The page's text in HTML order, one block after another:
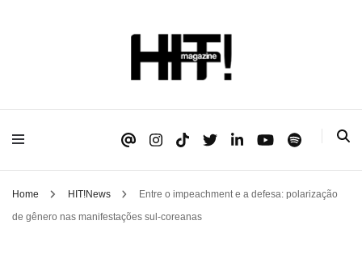
HIT!Magazine
Home HIT!News
Entre o impeachment e a defesa: polarização
de gênero nas manifestações sul-coreanas